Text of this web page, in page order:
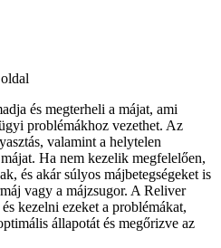
és megterheli a májat, ami
problémákhoz vezethet. Az
valamint a helytelen
Ha nem kezelik megfelelően,
és akár súlyos májbetegségeket is
vagy a májzsugor. A Reliver
kezelni ezeket a problémákat,
állapotát és megőrizve az